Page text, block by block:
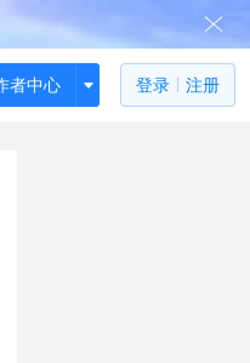
者中心 登录 注册